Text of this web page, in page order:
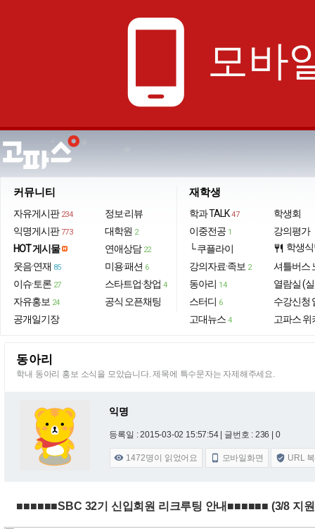
phone_android 모바
커뮤니티
자유게시판 234
익명게시판 773
HOT 게시물
웃음·연재 85
이슈·토론 27
자유홍보 24
공개일기장
정보·리뷰
대학원 2
연애상담 22
미용·패션 6
스타트업·창업 4
공식 오픈채팅
재학생
학과 TALK 47
이중전공 1
└ 쿠플라이
강의자료·족보 2
동아리 14
스터디 6
고대뉴스 4
학생회
강의평가
restaurant 학생
셔틀버스
열람실 (
수강신청
고파스 위
동아리
학내 동아리 홍보 소식을 모았습니다. 제목에 특수문자는 자제해주세요.
익명
등록일 : 2015-03-02 15:57:54 | 글번호 : 236 | 0
 1472명이 읽었어요  모바일화면  URL
■■■■■■SBC 32기 신입회원 리크루팅 안내■■■■■■ (3/8 지